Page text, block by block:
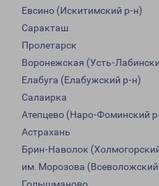
Евсино (Искитимский р-н)
Саракташ
Пролетарск
Воронежская (Усть-
Елабуга (Елабужский р-н)
Салаирка
Атепцево (Наро-Фоминский
Астрахань
Брин-Наволок
им. Морозова